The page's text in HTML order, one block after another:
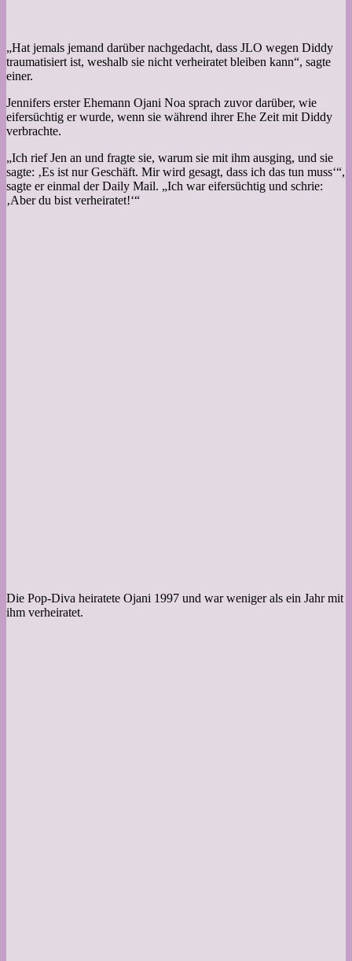
„Hat jemals jemand darüber nachgedacht, dass JLO wegen Diddy
traumatisiert ist, weshalb sie nicht verheiratet bleiben kann“, sagte
einer.
Jennifers erster Ehemann Ojani Noa sprach zuvor darüber, wie
eifersüchtig er wurde, wenn sie während ihrer Ehe Zeit mit Diddy
verbrachte.
„Ich rief Jen an und fragte sie, warum sie mit ihm ausging, und sie
sagte: ‚Es ist nur Geschäft. Mir wird gesagt, dass ich das tun muss‘“,
sagte er einmal der Daily Mail. „Ich war eifersüchtig und schrie:
‚Aber du bist verheiratet!‘“
Die Pop-Diva heiratete Ojani 1997 und war weniger als ein Jahr mit
ihm verheiratet.